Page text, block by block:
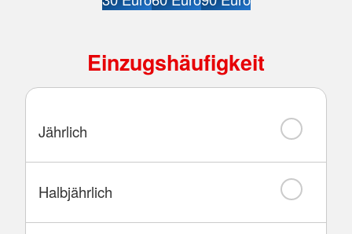
Einzugshäufigkeit
Jährlich
Halbjährlich